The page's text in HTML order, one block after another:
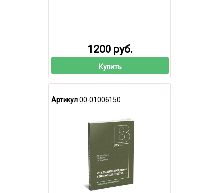
1200 руб.
Купить
Артикул00-01006150